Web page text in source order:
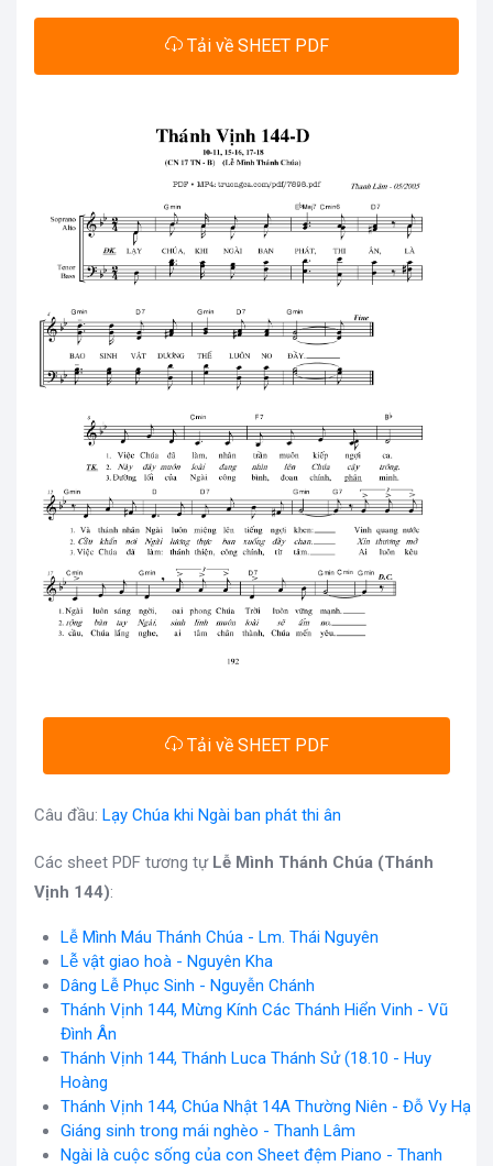
Tải về SHEET PDF
Tải về SHEET PDF
Câu đầu: Lạy Chúa khi Ngài ban phát thi ân
Các sheet PDF tương tự Lễ Mình Thánh Chúa (Thánh
Vịnh 144):
Lễ Mình Máu Thánh Chúa - Lm. Thái Nguyên
Lễ vật giao hoà - Nguyên Kha
Dâng Lễ Phục Sinh - Nguyễn Chánh
Thánh Vịnh 144, Mừng Kính Các Thánh Hiển Vinh - Vũ
Đình Ân
Thánh Vịnh 144, Thánh Luca Thánh Sử (18.10 - Huy
Hoàng
Thánh Vịnh 144, Chúa Nhật 14A Thường Niên - Đỗ Vy Hạ
Giáng sinh trong mái nghèo - Thanh Lâm
Ngài là cuộc sống của con Sheet đệm Piano - Thanh